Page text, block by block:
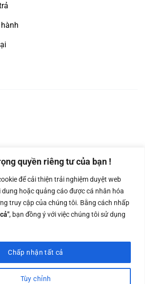
quyền riêng tư của bạn !
để cải thiện trải nghiệm duyệt web
dung hoặc quảng cáo được cá nhân hóa
truy cập của chúng tôi. Bằng cách nhấp
, bạn đồng ý với việc chúng tôi sử dụng
Tùy chỉnh
Chấp nhận tất cả
KD Dự Án: 0987
835 345
Kế Toán:
0987.919.040
Hoạch và Đầu Tư Tp. Hà Nội